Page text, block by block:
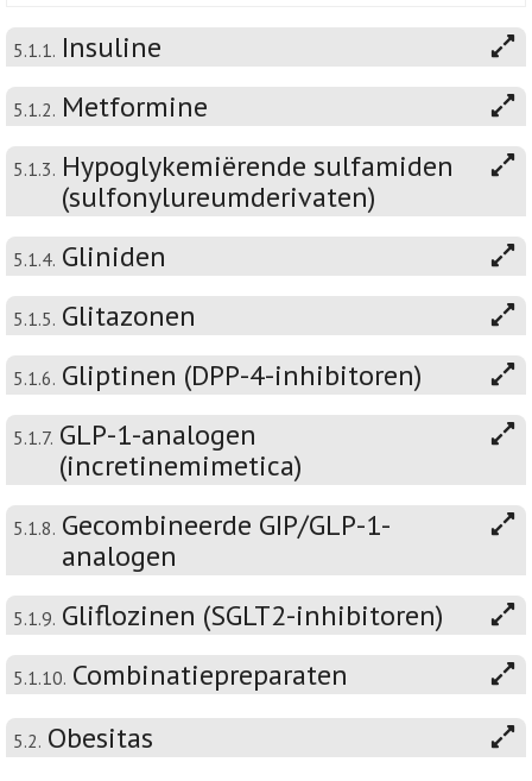
5.1.1. Insuline
5.1.2. Metformine
5.1.3. Hypoglykemiërende sulfamiden
(sulfonylureumderivaten)
5.1.4. Gliniden
5.1.5. Glitazonen
5.1.6. Gliptinen (DPP-4-inhibitoren)
5.1.7. GLP-1-analogen
(incretinemimetica)
5.1.8. Gecombineerde GIP/GLP-1-
analogen
5.1.9. Gliflozinen (SGLT2-inhibitoren)
5.1.10. Combinatiepreparaten
5.2. Obesitas